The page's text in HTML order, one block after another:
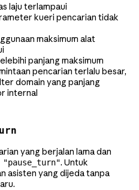
laju terlampaui
kueri pencarian tidak
maksimum alat
panjang maksimum
pencarian terlalu besar,
domain yang panjang
internal
yang berjalan lama dan
. Untuk
asisten yang dijeda tanpa